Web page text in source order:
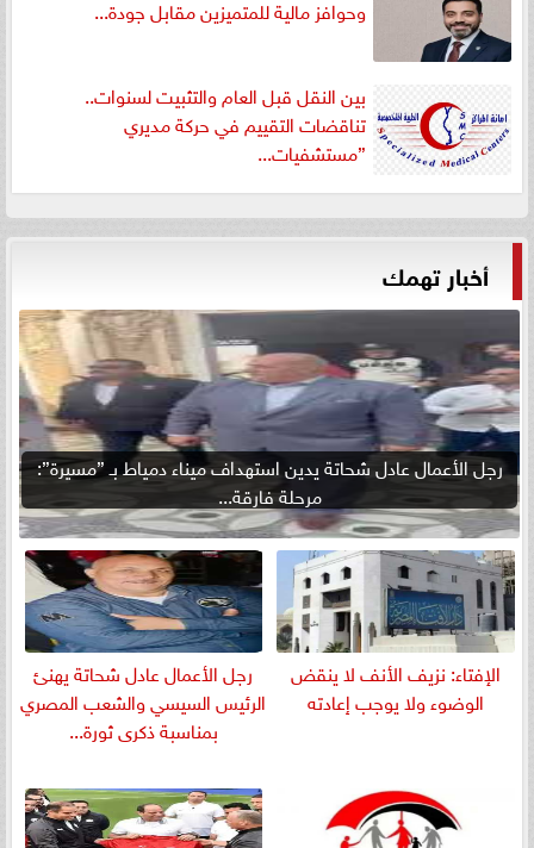
وحوافز مالية للمتميزين مقابل جودة...
بين النقل قبل العام والتثبيت لسنوات..
تناقضات التقييم في حركة مديري
”مستشفيات...
أخبار تهمك
رجل الأعمال عادل شحاتة يدين استهداف ميناء دمياط بـ ”مسيرة”:
مرحلة فارقة...
الإفتاء: نزيف الأنف لا ينقض
الوضوء ولا يوجب إعادته
رجل الأعمال عادل شحاتة يهنئ
الرئيس السيسي والشعب المصري
بمناسبة ذكرى ثورة...